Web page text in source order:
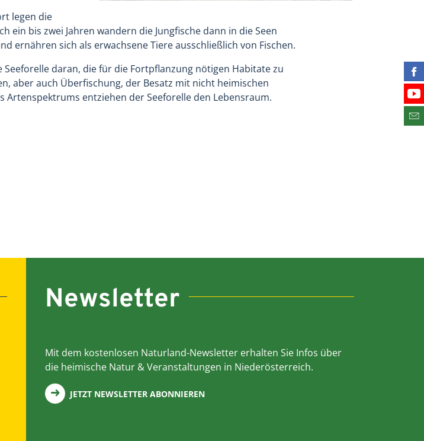
legen die
ein bis zwei Jahren wandern die Jungfische dann in die Seen
ernähren sich als erwachsene Tiere ausschließlich von Fischen.
daran, die für die Fortpflanzung nötigen Habitate zu
aber auch Überfischung, der Besatz mit nicht heimischen
entziehen der Seeforelle den Lebensraum.
Newsletter
Mit dem kostenlosen Naturland-Newsletter erhalten Sie Infos über
die heimische Natur & Veranstaltungen in Niederösterreich.
JETZT NEWSLETTER ABONNIEREN